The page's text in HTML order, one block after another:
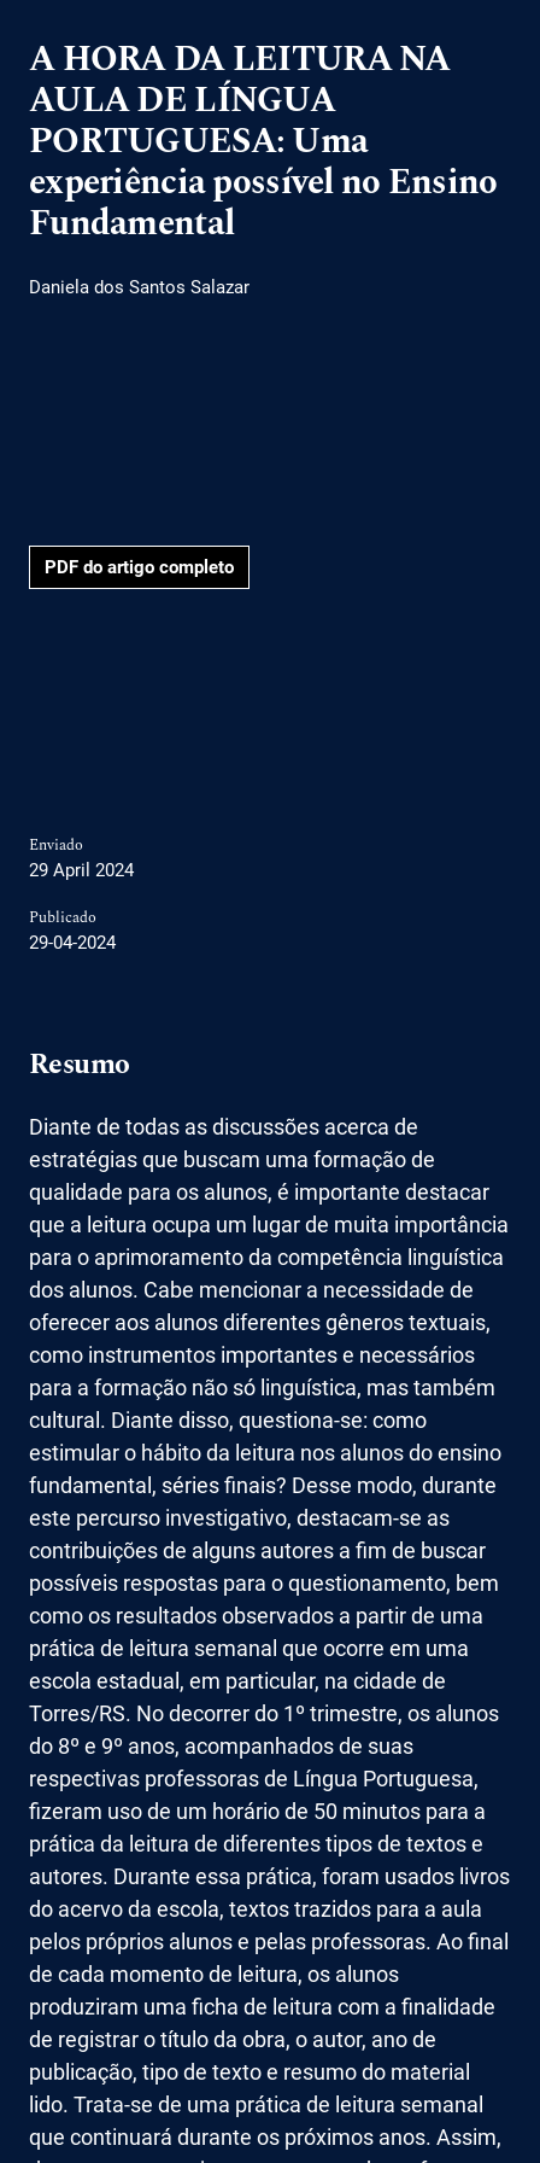
A HORA DA LEITURA NA
AULA DE LÍNGUA
PORTUGUESA: Uma
experiência possível no Ensino
Fundamental
Daniela dos Santos Salazar
PDF do artigo completo
Enviado
29 April 2024
Publicado
29-04-2024
Resumo
Diante de todas as discussões acerca de
estratégias que buscam uma formação de
qualidade para os alunos, é importante destacar
que a leitura ocupa um lugar de muita importância
para o aprimoramento da competência linguística
dos alunos. Cabe mencionar a necessidade de
oferecer aos alunos diferentes gêneros textuais,
como instrumentos importantes e necessários
para a formação não só linguística, mas também
cultural. Diante disso, questiona-se: como
estimular o hábito da leitura nos alunos do ensino
fundamental, séries finais? Desse modo, durante
este percurso investigativo, destacam-se as
contribuições de alguns autores a fim de buscar
possíveis respostas para o questionamento, bem
como os resultados observados a partir de uma
prática de leitura semanal que ocorre em uma
escola estadual, em particular, na cidade de
Torres/RS. No decorrer do 1º trimestre, os alunos
do 8º e 9º anos, acompanhados de suas
respectivas professoras de Língua Portuguesa,
fizeram uso de um horário de 50 minutos para a
prática da leitura de diferentes tipos de textos e
autores. Durante essa prática, foram usados livros
do acervo da escola, textos trazidos para a aula
pelos próprios alunos e pelas professoras. Ao final
de cada momento de leitura, os alunos
produziram uma ficha de leitura com a finalidade
de registrar o título da obra, o autor, ano de
publicação, tipo de texto e resumo do material
lido. Trata-se de uma prática de leitura semanal
que continuará durante os próximos anos. Assim,